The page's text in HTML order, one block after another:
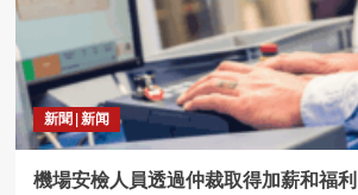
新聞 | 新闻
機場安檢人員透過仲裁取得加薪和福利